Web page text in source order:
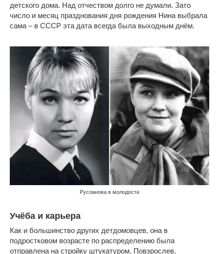
детского дома. Над отчеством долго не думали. Зато
число и месяц празднования дня рождения Нина выбрала
сама – в СССР эта дата всегда была выходным днём.
Русланова в молодости
Учёба и карьера
Как и большинство других детдомовцев, она в
подростковом возрасте по распределению была
отправлена на стройку штукатуром. Повзрослев,